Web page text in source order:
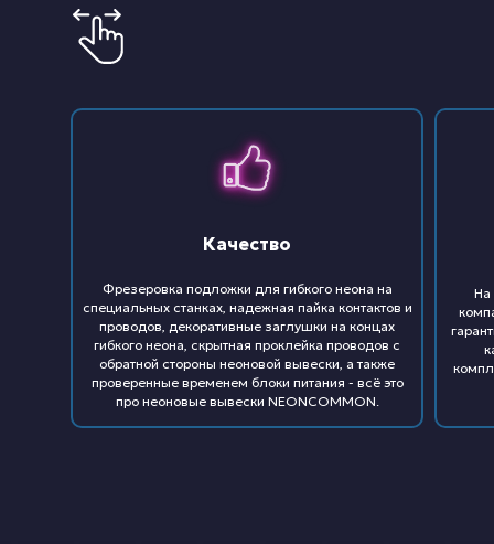
На
Фрезеровка подложки для гибкого неона на
специальных станках, надежная пайка контактов и
проводов, декоративные заглушки на концах
гибкого неона, скрытная проклейка проводов с
обратной стороны неоновой вывески, а также
проверенные временем блоки питания - всё это
про неоновые вывески NEONCOMMON.
Качество